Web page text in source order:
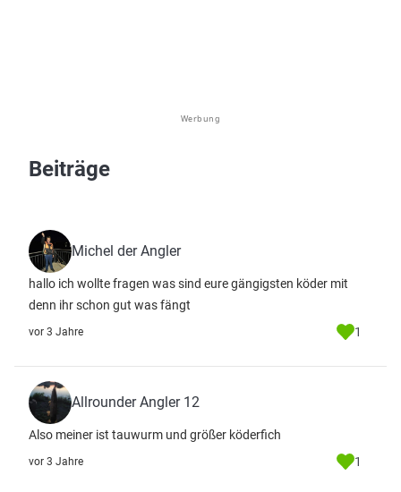
Werbung
Beiträge
Michel der Angler
hallo ich wollte fragen was sind eure gängigsten köder mit
denn ihr schon gut was fängt
vor 3 Jahre 1
Allrounder Angler 12
Also meiner ist tauwurm und größer köderfich
vor 3 Jahre 1